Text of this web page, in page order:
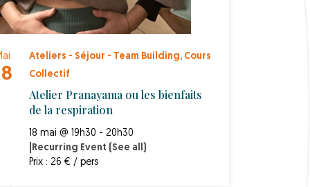
Ateliers - Séjour - Team Building, Cours
Collectif
Atelier Pranayama ou les bienfaits
de la respiration
18 mai @ 19h30 - 20h30
Recurring Event
(See all)
Prix : 26 € / pers